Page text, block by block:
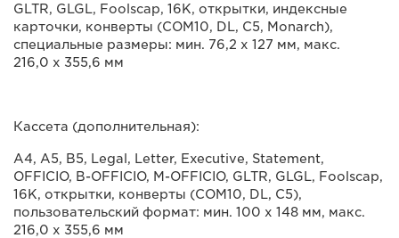
GLTR, GLGL, Foolscap, 16K, открытки, индексные
карточки, конверты (COM10, DL, C5, Monarch),
специальные размеры: мин. 76,2 x 127 мм, макс.
216,0 х 355,6 мм
Кассета (дополнительная):
A4, A5, B5, Legal, Letter, Executive, Statement,
OFFICIO, B-OFFICIO, M-OFFICIO, GLTR, GLGL, Foolscap,
16K, открытки, конверты (COM10, DL, C5),
пользовательский формат: мин. 100 х 148 мм, макс.
216,0 х 355,6 мм